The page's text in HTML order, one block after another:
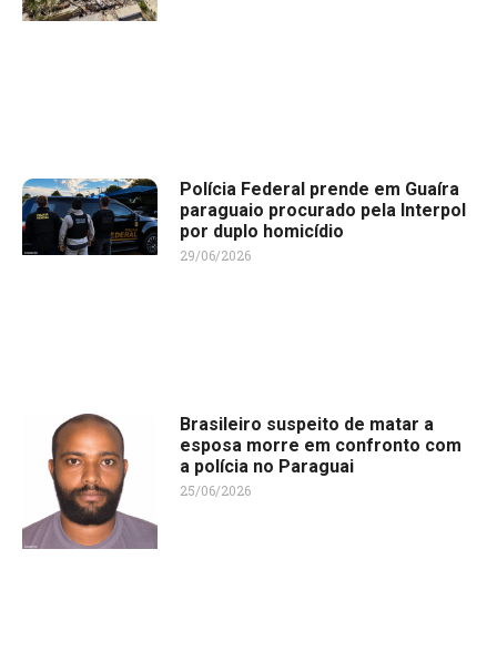
Polícia Federal prende em Guaíra
paraguaio procurado pela Interpol
por duplo homicídio
29/06/2026
Brasileiro suspeito de matar a
esposa morre em confronto com
a polícia no Paraguai
25/06/2026